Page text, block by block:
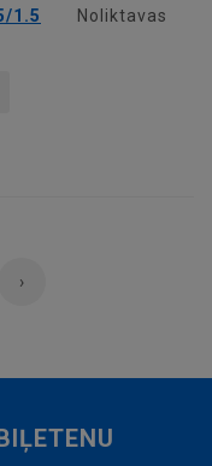
1.5
Noliktavas
›